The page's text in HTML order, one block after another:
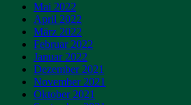
Mai 2022
April 2022
März 2022
Februar 2022
Januar 2022
Dezember 2021
November 2021
Oktober 2021